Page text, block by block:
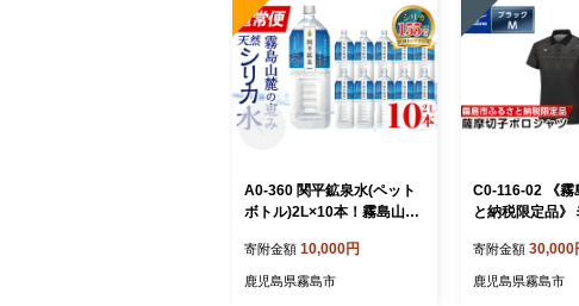
A0-360 関平鉱泉水(ペット
ボトル)2L×10本！霧島山麓
温泉水♪美容と健康のミネラ
ル成分シリカが豊富なミネ
寄附金額 10,000円
鹿児島県霧島市
C0-116-02 《霧
と納税限定品》
ク・M)【ミズノ
産 スポーツ 運動
寄附金額 30,000
鹿児島県霧島市